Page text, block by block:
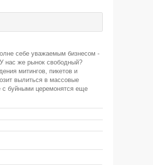
себе уважаемым бизнесом -
нас же рынок свободный?
митингов, пикетов и
вылиться в массовые
с буйными церемонятся еще